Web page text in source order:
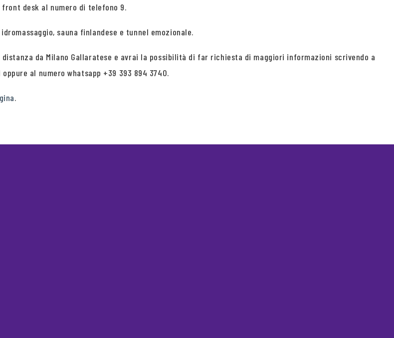
desk al numero di telefono 9.
sauna finlandese e tunnel emozionale.
distanza da Milano Gallaratese e avrai la possibilità di far richiesta di maggiori informazioni scrivendo a
al numero whatsapp +39 393 894 3740.
.